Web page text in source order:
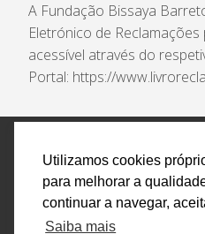
Utilizamos cookies
para melhorar a
continuar a navegar,
Saiba mais
A Fundação Bissaya
Eletrónico de
acessível através do
Portal: https://
Política de Privacidade e
Encarregado de Proteção
de Reclamações
Todos os direitos reservados